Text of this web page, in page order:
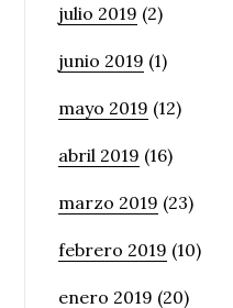
julio 2019 (2)
junio 2019 (1)
mayo 2019 (12)
abril 2019 (16)
marzo 2019 (23)
febrero 2019 (10)
enero 2019 (20)